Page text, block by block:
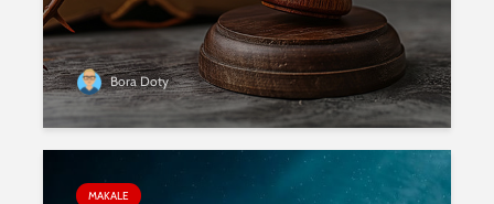
Bora Doty
MAKALE